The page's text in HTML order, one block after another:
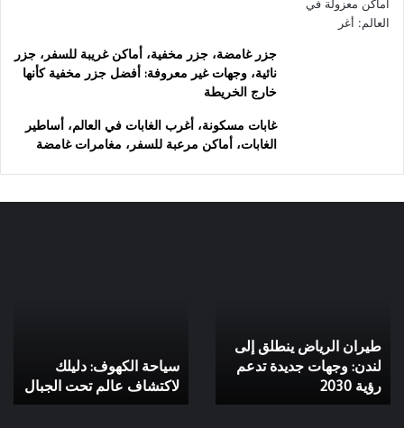
جزر غامضة، جزر مخفية، أماكن غريبة للسفر، جزر
نائية، وجهات غير معروفة: أفضل جزر مخفية كأنها
خارج الخريطة
غابات مسكونة، أغرب الغابات في العالم، أساطير
الغابات، أماكن مرعبة للسفر، مغامرات غامضة
وجهات
جديدة
تدعم
رؤية
طيران الرياض ينطلق إلى
لندن: وجهات جديدة تدعم
رؤية 2030
الجبال
سياحة الكهوف: دليلك
لاكتشاف عالم تحت الجبال